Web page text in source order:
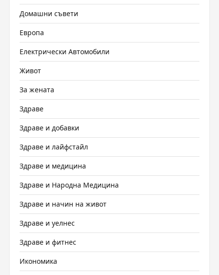
Домашни съвети
Европа
Електрически Автомобили
Живот
За жената
Здраве
Здраве и добавки
Здраве и лайфстайл
Здраве и медицина
Здраве и Народна Медицина
Здраве и начин на живот
Здраве и уелнес
Здраве и фитнес
Икономика